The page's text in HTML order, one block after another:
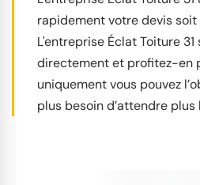
rapidement votre devis
L'entreprise Éclat Toiture
directement et profitez-en
uniquement vous pouvez
plus besoin d’attendre plus